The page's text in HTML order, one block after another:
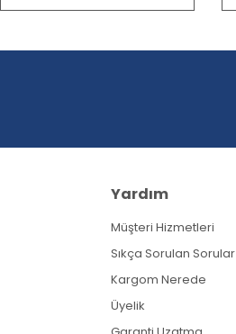
Yardım
Müşteri Hizmetleri
Sıkça Sorulan Sorular
Kargom Nerede
Üyelik